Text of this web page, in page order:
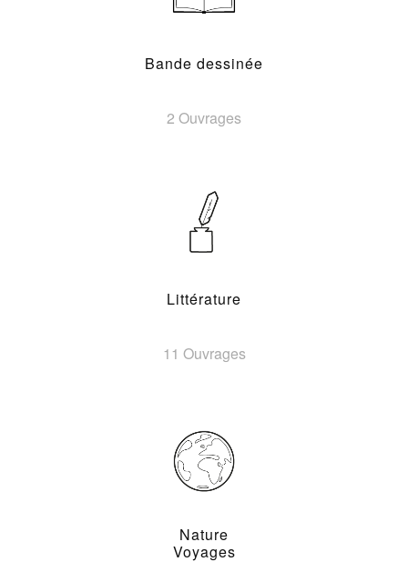
Bande dessinée
2 Ouvrages
Littérature
11 Ouvrages
Nature
Voyages